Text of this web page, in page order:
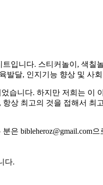
입니다. 스티커놀이, 색칠
달, 인지기능 향상 및 사
습니다. 하지만 저희는 이
상 최고의 것을 접해서 최
은 bibleheroz@gmail.com
다.